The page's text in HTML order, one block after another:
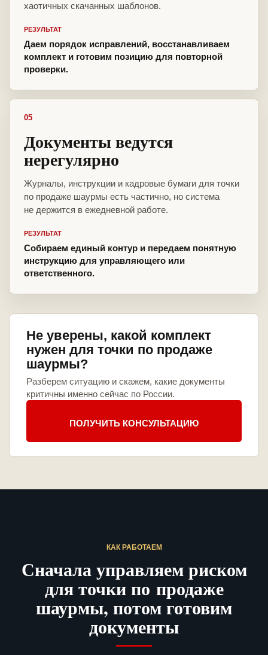
хаотичных скачанных шаблонов.
РЕЗУЛЬТАТ
Даем порядок исправлений, восстанавливаем
комплект и готовим позицию для повторной
проверки.
05
Документы ведутся
нерегулярно
Журналы, инструкции и кадровые бумаги для точки
по продаже шаурмы есть частично, но система
не держится в ежедневной работе.
РЕЗУЛЬТАТ
Собираем единый контур и передаем понятную
инструкцию для управляющего или
ответственного.
Не уверены, какой комплект
нужен для точки по продаже
шаурмы?
Разберем ситуацию и скажем, какие документы
критичны именно сейчас по России.
ПОЛУЧИТЬ КОНСУЛЬТАЦИЮ
КАК РАБОТАЕМ
Сначала управляем риском
для точки по продаже
шаурмы, потом готовим
документы